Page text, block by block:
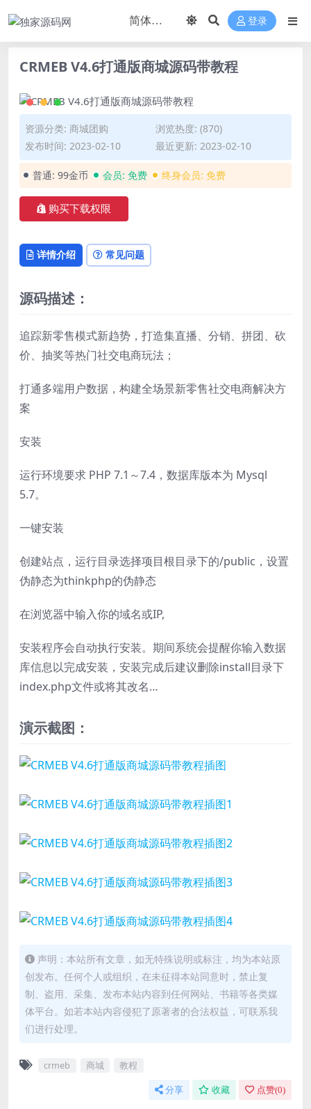
登录
CRMEB V4.6打通版商城源码带教程
资源分类: 商城团购
浏览热度: (870)
发布时间: 2023-02-10
最近更新: 2023-02-10
普通: 99金币 会员: 免费 终身会员: 免费
购买下载权限
详情介绍 常见问题
源码描述：
追踪新零售模式新趋势，打造集直播、分销、拼团、砍
价、抽奖等热门社交电商玩法；
打通多端用户数据，构建全场景新零售社交电商解决方
案
安装
运行环境要求 PHP 7.1～7.4，数据库版本为 Mysql
5.7。
一键安装
创建站点，运行目录选择项目根目录下的/public，设置
伪静态为thinkphp的伪静态
在浏览器中输入你的域名或IP,
安装程序会自动执行安装。期间系统会提醒你输入数据
库信息以完成安装，安装完成后建议删除install目录下
index.php文件或将其改名…
演示截图：
声明：本站所有文章，如无特殊说明或标注，均为本站原
创发布。任何个人或组织，在未征得本站同意时，禁止复
制、盗用、采集、发布本站内容到任何网站、书籍等各类媒
体平台。如若本站内容侵犯了原著者的合法权益，可联系我
们进行处理。
crmeb 商城 教程
分享 收藏 点赞(0)